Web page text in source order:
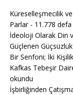
Küreselleşmecilik
Parlar- 11.778 defa
İdeoloji Olarak Din
Güçlenen
Bir Senfoni; İki
Kafkas Tebeşir
okundu
İşbirliğinden